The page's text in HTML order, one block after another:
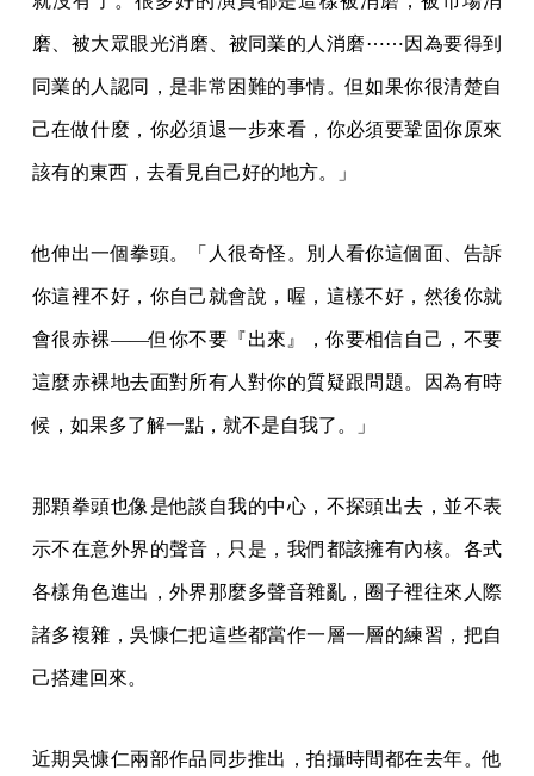
磨、被大眾眼光消磨、被同業的人消磨⋯⋯因為要得到
同業的人認同，是非常困難的事情。但如果你很清楚自
己在做什麼，你必須退一步來看，你必須要鞏固你原來
該有的東西，去看見自己好的地方。」
他伸出一個拳頭。「人很奇怪。別人看你這個面、告訴
你這裡不好，你自己就會說，喔，這樣不好，然後你就
會很赤裸——但你不要『出來』，你要相信自己，不要
這麼赤裸地去面對所有人對你的質疑跟問題。因為有時
候，如果多了解一點，就不是自我了。」
那顆拳頭也像是他談自我的中心，不探頭出去，並不表
示不在意外界的聲音，只是，我們都該擁有內核。各式
各樣角色進出，外界那麼多聲音雜亂，圈子裡往來人際
諸多複雜，吳慷仁把這些都當作一層一層的練習，把自
己搭建回來。
近期吳慷仁兩部作品同步推出，拍攝時間都在去年。他